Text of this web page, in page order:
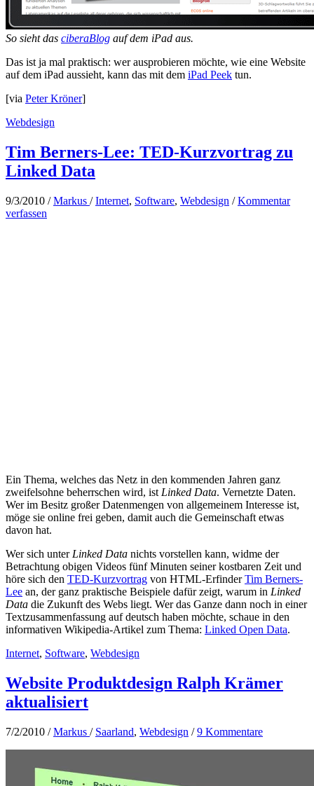
So sieht das ciberaBlog auf dem iPad aus.
Das ist ja mal praktisch: wer ausprobieren möchte, wie eine Website
auf dem iPad aussieht, kann das mit dem iPad Peek tun.
[via Peter Kröner]
Webdesign
Tim Berners-Lee: TED-Kurzvortrag zu
Linked Data
9/3/2010 /Markus /Internet, Software, Webdesign /Kommentar
verfassen
Ein Thema, welches das Netz in den kommenden Jahren ganz
zweifelsohne beherrschen wird, ist Linked Data. Vernetzte Daten.
Wer im Besitz großer Datenmengen von allgemeinem Interesse ist,
möge sie online frei geben, damit auch die Gemeinschaft etwas
davon hat.
Wer sich unter Linked Data nichts vorstellen kann, widme der
Betrachtung obigen Videos fünf Minuten seiner kostbaren Zeit und
höre sich den TED-Kurzvortrag von HTML-ErfinderTim Berners-
Lee an, der ganz praktische Beispiele dafür zeigt, warum in Linked
Data die Zukunft des Webs liegt. Wer das Ganze dann noch in einer
Textzusammenfassung auf deutsch haben möchte, schaue in den
informativen Wikipedia-Artikel zum Thema: Linked Open Data.
Internet, Software, Webdesign
Website Produktdesign Ralph Krämer
aktualisiert
7/2/2010 /Markus / Saarland, Webdesign /9 Kommentare